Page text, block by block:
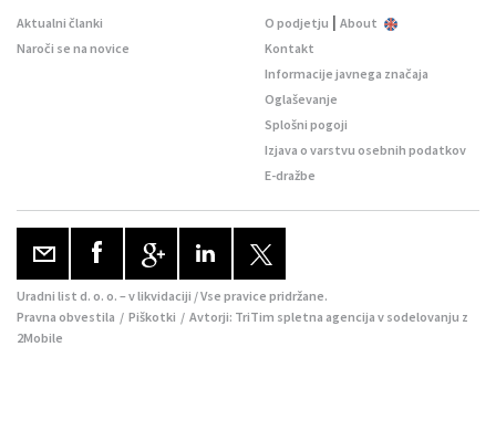
Aktualni članki
Naroči se na novice
O podjetju | About
Kontakt
Informacije javnega značaja
Oglaševanje
Splošni pogoji
Izjava o varstvu osebnih podatkov
E-dražbe
Uradni list d. o. o. – v likvidaciji / Vse pravice pridržane.
Pravna obvestila / Piškotki / Avtorji: TriTim spletna agencija v sodelovanju z
2Mobile